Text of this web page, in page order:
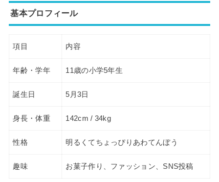
基本プロフィール
項目 内容
年齢・学年 11歳の小学5年生
誕生日 5月3日
身長・体重 142cm / 34kg
性格 明るくてちょっぴりあわてんぼう
趣味 お菓子作り、ファッション、SNS投稿